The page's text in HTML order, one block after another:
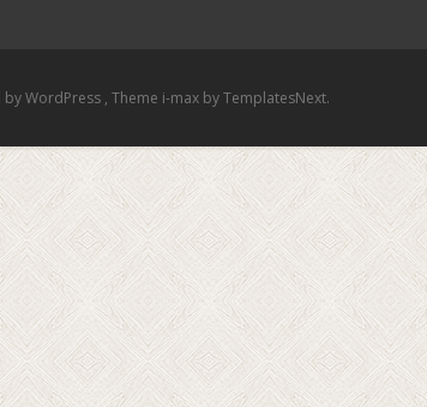
by WordPress , Theme i-max by TemplatesNext.